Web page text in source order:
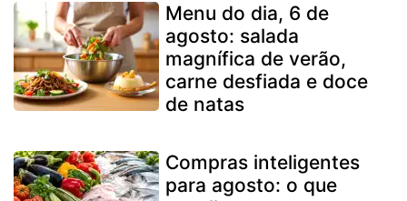
Menu do dia, 6 de
agosto: salada
magnífica de verão,
carne desfiada e doce
de natas
Compras inteligentes
para agosto: o que